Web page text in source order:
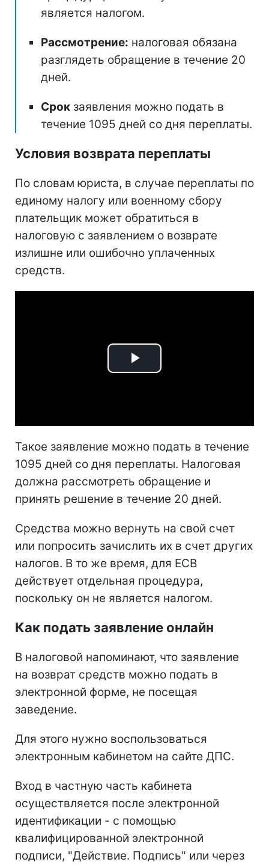
является налогом.
Рассмотрение: налоговая обязана
разглядеть обращение в течение 20
дней.
Срок заявления можно подать в
течение 1095 дней со дня переплаты.
Условия возврата переплаты
По словам юриста, в случае переплаты по
единому налогу или военному сбору
плательщик может обратиться в
налоговую с заявлением о возврате
излишне или ошибочно уплаченных
средств.
Play
Такое заявление можно подать в течение
1095 дней со дня переплаты. Налоговая
должна рассмотреть обращение и
принять решение в течение 20 дней.
Средства можно вернуть на свой счет
или попросить зачислить их в счет других
налогов. В то же время, для ЕСВ
действует отдельная процедура,
поскольку он не является налогом.
Как подать заявление онлайн
В налоговой напоминают, что заявление
на возврат средств можно подать в
электронной форме, не посещая
заведение.
Для этого нужно воспользоваться
электронным кабинетом на сайте ДПС.
Вход в частную часть кабинета
осуществляется после электронной
идентификации - с помощью
квалифицированной электронной
подписи, "Действие. Подпись" или через